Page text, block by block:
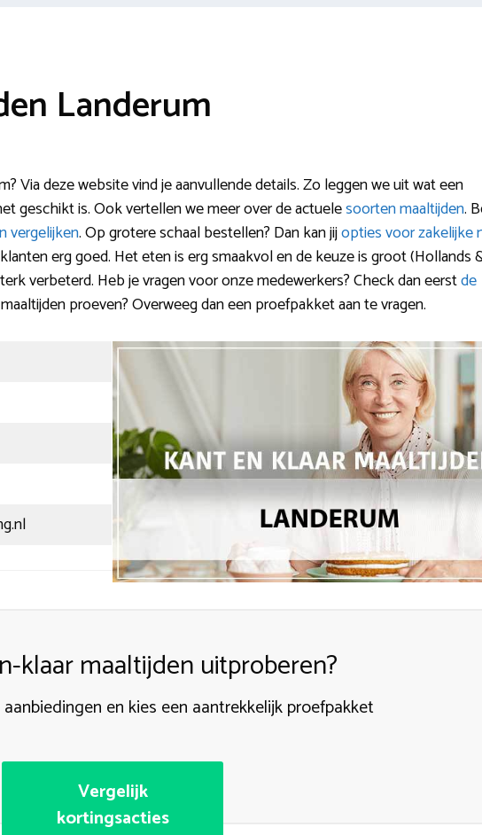
Landerum
Via deze website vind je aanvullende details. Zo leggen we uit wat een
geschikt is. Ook vertellen we meer over de actuelesoorten maaltijden.
vergelijken. Op grotere schaal bestellen? Dan kan jijopties voor zakelijke
erg goed. Het eten is erg smaakvol en de keuze is groot (Hollands
verbeterd. Heb je vragen voor onze medewerkers? Check dan eerstde
proeven? Overweeg dan een proefpakket aan te vragen.
klaar maaltijden uitproberen?
en kies een aantrekkelijk proefpakket
Vergelijk
kortingsacties